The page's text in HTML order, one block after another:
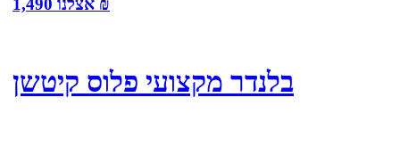
אצלנו 1,490 ₪
בלנדר מקצועי פלוס קיטשן